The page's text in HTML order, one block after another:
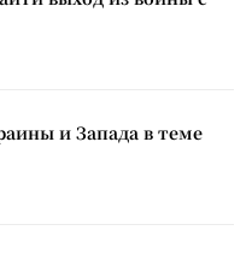
и Запада в теме